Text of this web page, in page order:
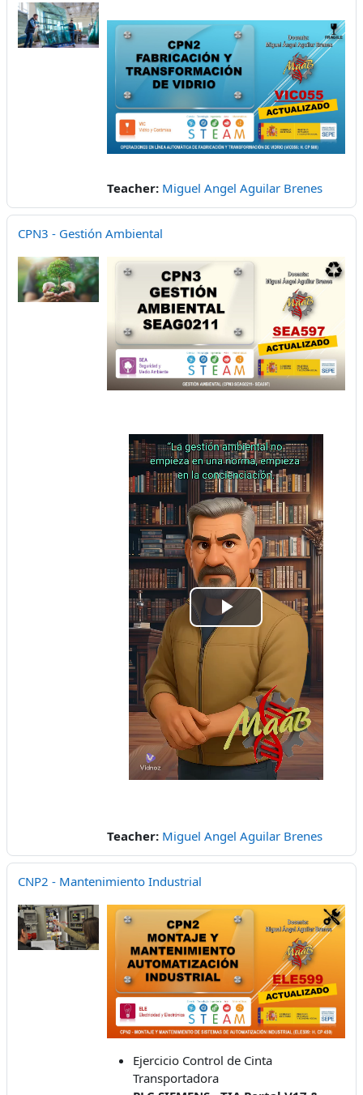
Teacher: Miguel Angel Aguilar Brenes
CPN3 - Gestión Ambiental
Play
Video
Teacher: Miguel Angel Aguilar Brenes
CNP2 - Mantenimiento Industrial
Ejercicio Control de Cinta
Transportadora